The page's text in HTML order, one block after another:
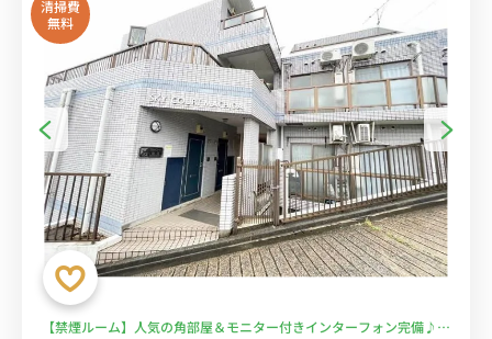
清掃費
無料
【禁煙ルーム】人気の角部屋＆モニター付きインターフォン完備♪デ